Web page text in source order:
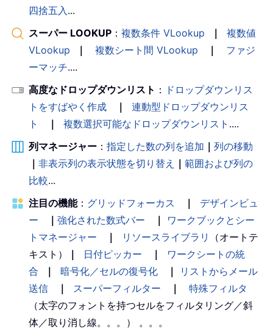
四捨五入 ...
スーパー LOOKUP ： 複数条件 VLookup ｜
複数値
VLookup
｜ 複数シート間 VLookup ｜
ファジ
ーマッチ....
高度なドロップダウンリスト ： ドロップダウンリス
トをすばやく作成
｜
連動型ドロップダウンリス
ト
｜ 複数選択可能なドロップダウンリスト ....
列マネージャー ： 指定した数の列を追加 ｜ 列の移動
｜ 非表示列の表示状態を切り替え ｜ 範囲および列の
比較...
注目の機能： グリッドフォーカス ｜
デザインビュ
ー
｜ 強化された数式バー ｜
ワークブックとシー
トマネージャー
｜ リソースライブラリ
（オートテ
キスト）
｜ 日付ピッカー ｜
ワークシートの統
合
｜ 暗号化／セルの復号化 ｜
リストからメール
送信
｜ スーパーフィルター ｜
特殊フィルタ
（太字のフォントを持つセルをフィルタリング／斜
体／取り消し線。。。） 。。。